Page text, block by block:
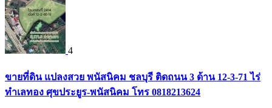
4
ขายที่ดิน แปลงสวย พนัสนิคม ชลบุรี ติดถนน 3 ด้าน 12-3-71 ไร่
ทำเลทอง ศุขประยูร-พนัสนิคม โทร 0818213624